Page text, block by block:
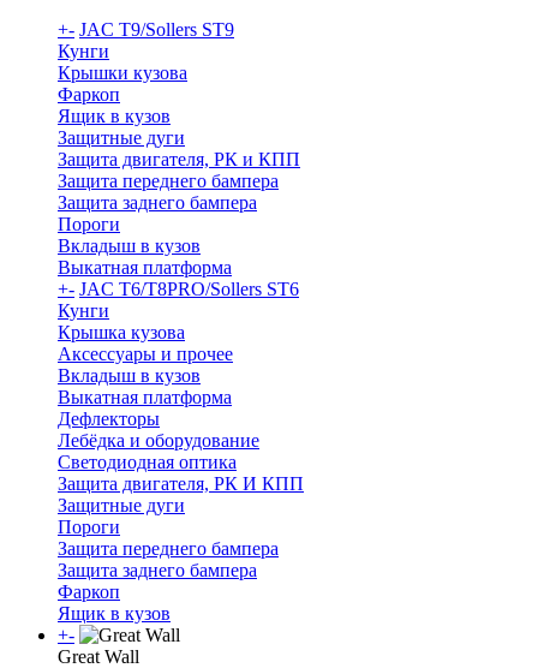
+- JAC T9/Sollers ST9
Кунги
Крышки кузова
Фаркоп
Ящик в кузов
Защитные дуги
Защита двигателя, РК и КПП
Защита переднего бампера
Защита заднего бампера
Пороги
Вкладыш в кузов
Выкатная платформа
+- JAC T6/T8PRO/Sollers ST6
Кунги
Крышка кузова
Аксессуары и прочее
Вкладыш в кузов
Выкатная платформа
Дефлекторы
Лебёдка и оборудование
Светодиодная оптика
Защита двигателя, РК И КПП
Защитные дуги
Пороги
Защита переднего бампера
Защита заднего бампера
Фаркоп
Ящик в кузов
+-
Great Wall